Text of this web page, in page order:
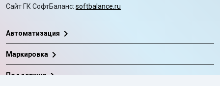
Сайт ГК СофтБаланс: softbalance.ru
Автоматизация chevron_right
Маркировка chevron_right
Поддержкаchevron_right